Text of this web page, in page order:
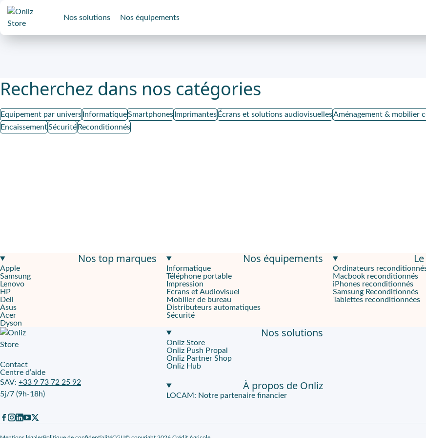
Nos solutions Nos équipements
Recherchez dans nos catégories
Equipement par univers InformatiqueSmartphones Imprimantes Écrans et solutions audiovisuellesAménagement & mobilier
EncaissementSécurité Reconditionnés
Nos top marques
Apple
Samsung
Lenovo
HP
Dell
Asus
Acer
Dyson
Nos équipements
Informatique
Téléphone portable
Impression
Ecrans et Audiovisuel
Mobilier de bureau
Distributeurs automatiques
Sécurité
Ordinateurs
Macbook reconditionnés
iPhones reconditionnés
Samsung Reconditionnés
Tablettes reconditionnées
Contact
Centre d’aide
SAV: +33 9 73 72 25 92
5j/7 (9h-18h)
Nos solutions
Onliz Store
Onliz Push Propal
Onliz Partner Shop
Onliz Hub
À propos de Onliz
LOCAM: Notre partenaire financier